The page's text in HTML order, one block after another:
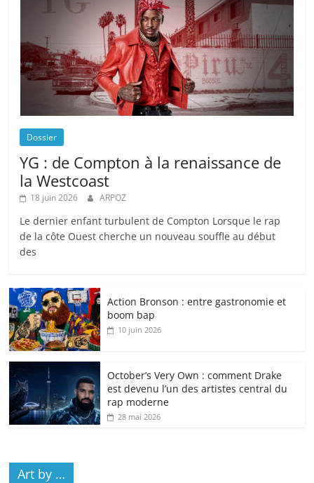
Dossier
YG : de Compton à la renaissance de
la Westcoast
18 juin 2026 ARPOZ
Le dernier enfant turbulent de Compton Lorsque le rap
de la côte Ouest cherche un nouveau souffle au début
des
Action Bronson : entre gastronomie et
boom bap
10 juin 2026
October’s Very Own : comment Drake
est devenu l’un des artistes central du
rap moderne
28 mai 2026
Art by …